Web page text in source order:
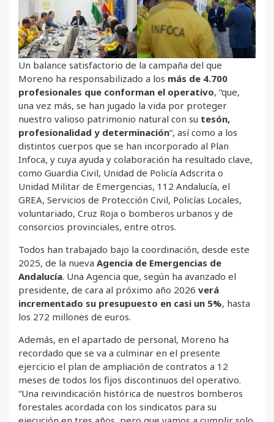
Un balance satisfactorio de la campaña del que
Moreno ha responsabilizado a los más de 4.700
profesionales que conforman el operativo, “que,
una vez más, se han jugado la vida por proteger
nuestro valioso patrimonio natural con su tesón,
profesionalidad y determinación“, así como a los
distintos cuerpos que se han incorporado al Plan
Infoca, y cuya ayuda y colaboración ha resultado clave,
como Guardia Civil, Unidad de Policía Adscrita o
Unidad Militar de Emergencias, 112 Andalucía, el
GREA, Servicios de Protección Civil, Policías Locales,
voluntariado, Cruz Roja o bomberos urbanos y de
consorcios provinciales, entre otros.
Todos han trabajado bajo la coordinación, desde este
2025, de la nueva Agencia de Emergencias de
Andalucía. Una Agencia que, según ha avanzado el
presidente, de cara al próximo año 2026 verá
incrementado su presupuesto en casi un 5%, hasta
los 272 millones de euros.
Además, en el apartado de personal, Moreno ha
recordado que se va a culminar en el presente
ejercicio el plan de ampliación de contratos a 12
meses de todos los fijos discontinuos del operativo.
“Una reivindicación histórica de nuestros bomberos
forestales acordada con los sindicatos para su